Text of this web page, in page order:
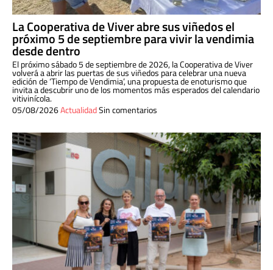
La Cooperativa de Viver abre sus viñedos el
próximo 5 de septiembre para vivir la vendimia
desde dentro
El próximo sábado 5 de septiembre de 2026, la Cooperativa de Viver
volverá a abrir las puertas de sus viñedos para celebrar una nueva
edición de ‘Tiempo de Vendimia’, una propuesta de enoturismo que
invita a descubrir uno de los momentos más esperados del calendario
vitivinícola.
05/08/2026ActualidadSin comentarios